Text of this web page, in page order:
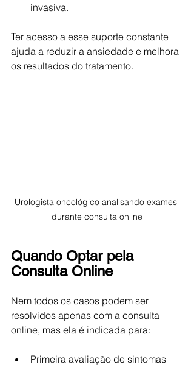
invasiva.
Ter acesso a esse suporte constante
ajuda a reduzir a ansiedade e melhora
os resultados do tratamento.
Urologista oncológico analisando exames
durante consulta online
Quando Optar pela
Consulta Online
Nem todos os casos podem ser
resolvidos apenas com a consulta
online, mas ela é indicada para:
Primeira avaliação de sintomas